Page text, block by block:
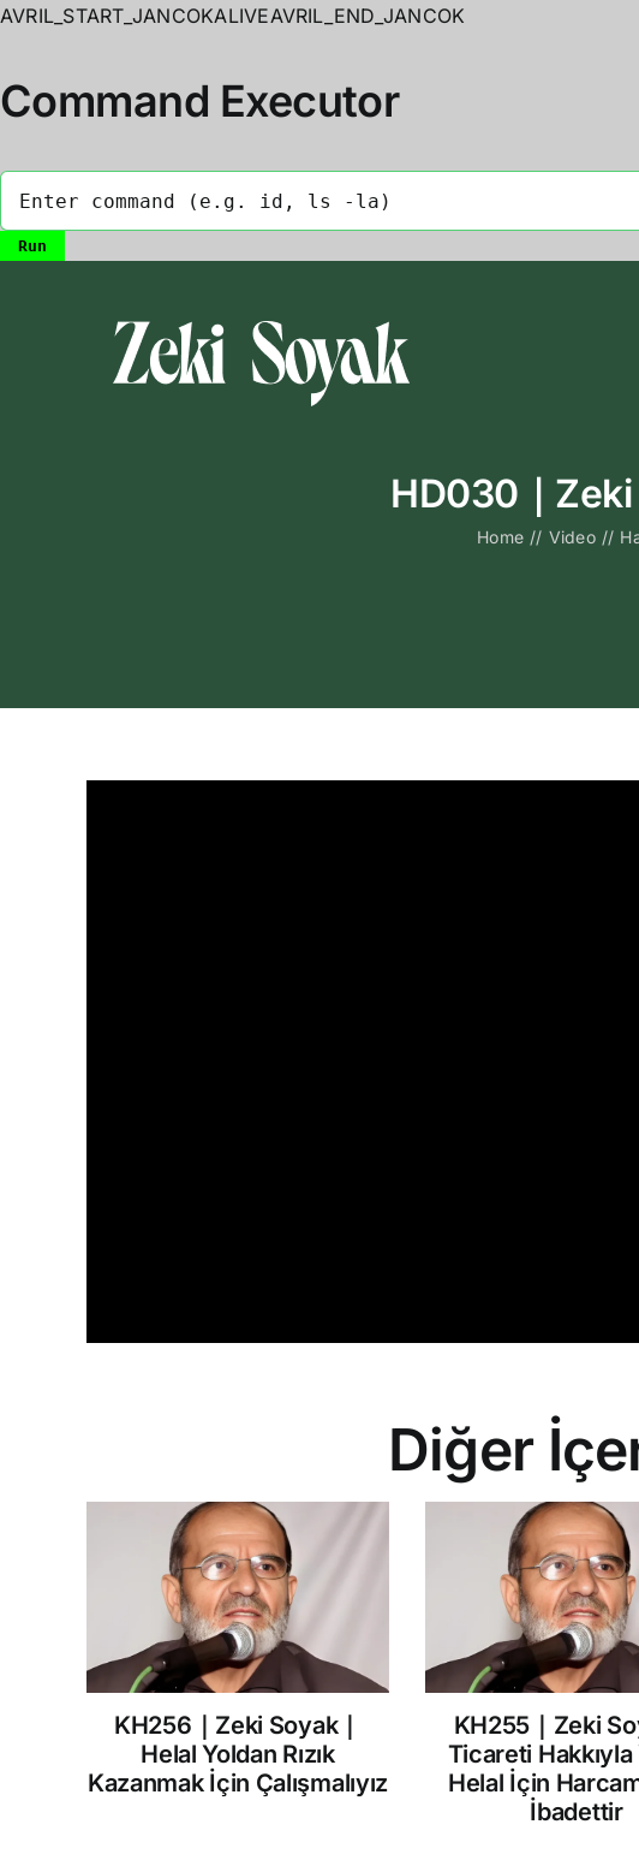
AVRIL_START_JANCOKALIVEAVRIL_END_JANCOK
Command Executor
HD030｜
Home // Video //
Diğer
KH256｜Zeki Soyak｜
Helal Yoldan Rızık
Kazanmak İçin Çalışmalıyız
KH255｜Zeki
Ticareti Hakkıyla
Helal İçin
İbadettir